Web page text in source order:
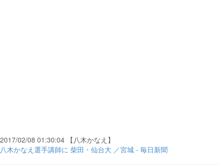
2017/02/08 01:30:04 【八木かなえ】
八木かなえ選手講師に 柴田・仙台大 ／宮城 - 毎日新聞